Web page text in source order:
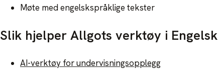
Møte med engelskspråklige tekster
Slik hjelper Allgots verktøy i Engelsk
AI-verktøy for undervisningsopplegg